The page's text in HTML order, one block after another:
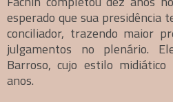
esperado que sua presidência
conciliador, trazendo maior
julgamentos no plenário.
Barroso, cujo estilo
anos.